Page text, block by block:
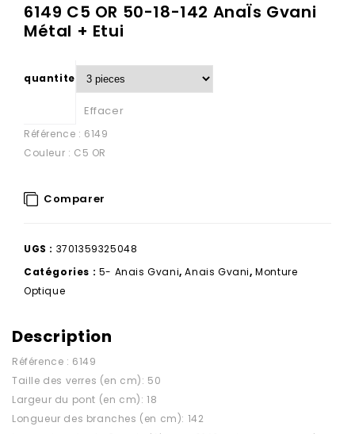
6149 C5 OR 50-18-142 AnaÏs Gvani
Métal + Etui
quantite
Effacer
Référence : 6149
Couleur : C5 OR
Comparer
UGS : 3701359325048
Catégories : 5- Anais Gvani,Anais Gvani,Monture
Optique
Description
Référence : 6149
Taille des verres (en cm): 50
Largeur du pont (en cm): 18
Longueur des branches (en cm): 142